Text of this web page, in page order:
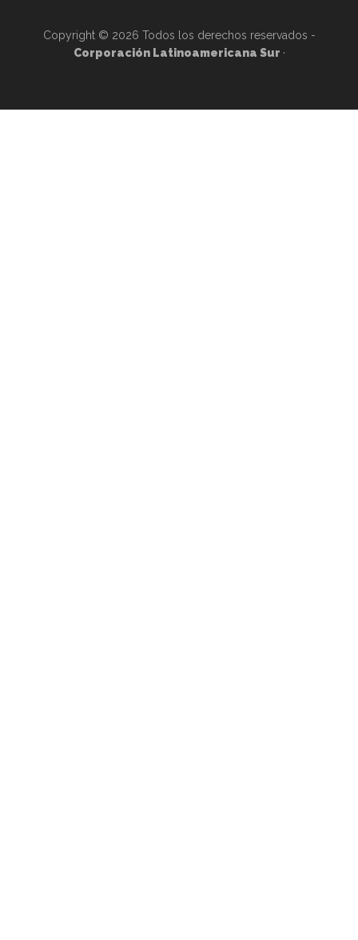
Copyright © 2026 Todos los derechos reservados -
Corporación Latinoamericana Sur ·